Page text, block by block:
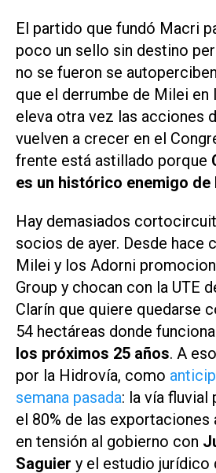
El partido que fundó Macri
poco un sello sin destino
no se fueron se
que el derrumbe de Milei en
eleva otra vez las acciones
vuelven a crecer en el
frente está astillado porque
es un histórico enemigo de
Hay demasiados
socios de ayer. Desde hace
Milei y los Adorni
Group y chocan con la UTE
Clarín que quiere quedarse
54 hectáreas donde funciona
los próximos 25 años. A
por la Hidrovía, como
semana pasada: la vía fluvial
el 80% de las exportaciones
en tensión al gobierno con
Saguier y el estudio jurídico